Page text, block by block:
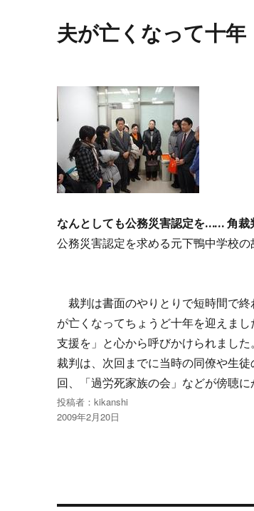
夫が亡くなって十年
なんとしても公務災害認定を…… 角
公務災害認定を求める元下鴨中学校
裁判は書面のやりとりで短時間で
が亡くなってちょうど十年を迎えま
支援を」と心から呼びかけられました
裁判は、次回までに当時の同僚や生
回、「過労死家族の会」などが傍聴に
投稿者：kikanshi
投
2009年2月20日